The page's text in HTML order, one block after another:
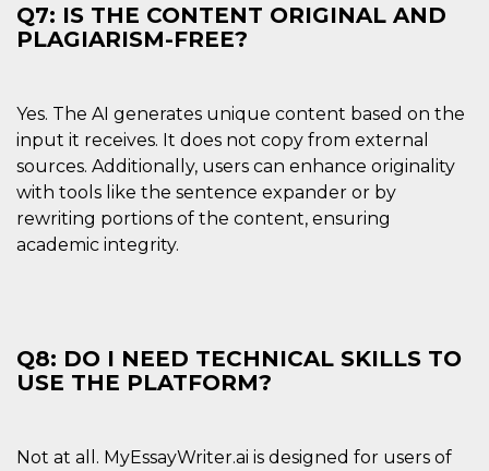
Q7: IS THE CONTENT ORIGINAL AND
PLAGIARISM-FREE?
Yes. The AI generates unique content based on the
input it receives. It does not copy from external
sources. Additionally, users can enhance originality
with tools like the sentence expander or by
rewriting portions of the content, ensuring
academic integrity.
Q8: DO I NEED TECHNICAL SKILLS TO
USE THE PLATFORM?
Not at all. MyEssayWriter.ai is designed for users of